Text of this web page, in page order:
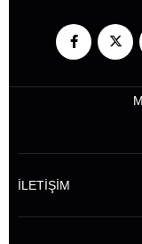
İLETİŞİM